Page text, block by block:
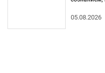
05.08.2026